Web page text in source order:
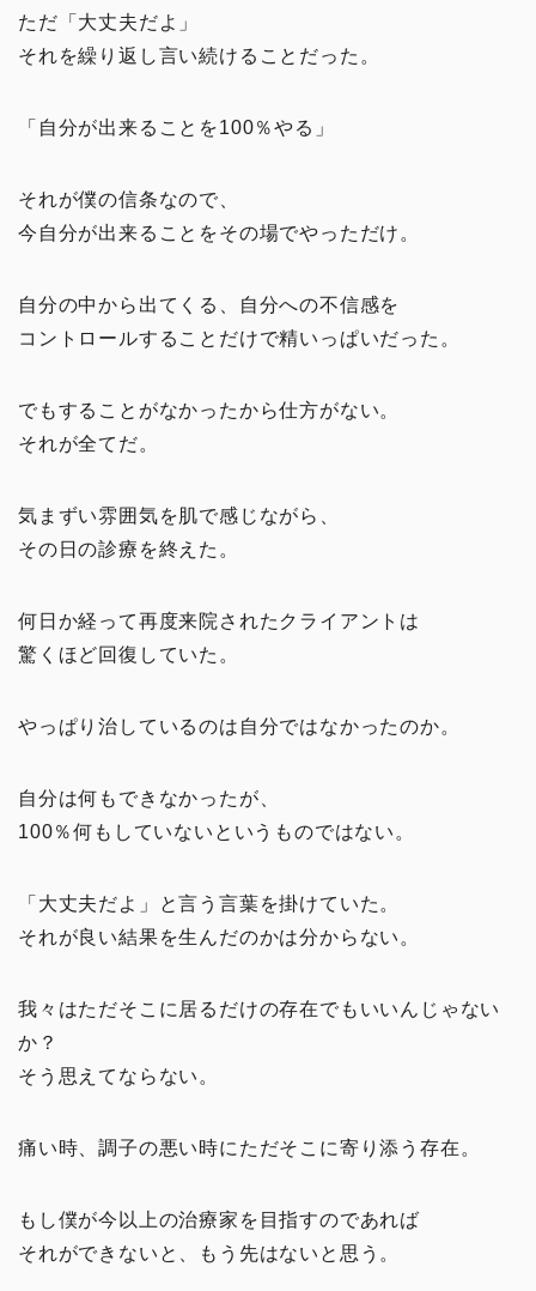
ただ「大丈夫だよ」
それを繰り返し言い続けることだった。
「自分が出来ることを100％やる」
それが僕の信条なので、
今自分が出来ることをその場でやっただけ。
自分の中から出てくる、自分への不信感を
コントロールすることだけで精いっぱいだった。
でもすることがなかったから仕方がない。
それが全てだ。
気まずい雰囲気を肌で感じながら、
その日の診療を終えた。
何日か経って再度来院されたクライアントは
驚くほど回復していた。
やっぱり治しているのは自分ではなかったのか。
自分は何もできなかったが、
100％何もしていないというものではない。
「大丈夫だよ」と言う言葉を掛けていた。
それが良い結果を生んだのかは分からない。
我々はただそこに居るだけの存在でもいいんじゃない
か？
そう思えてならない。
痛い時、調子の悪い時にただそこに寄り添う存在。
もし僕が今以上の治療家を目指すのであれば
それができないと、もう先はないと思う。